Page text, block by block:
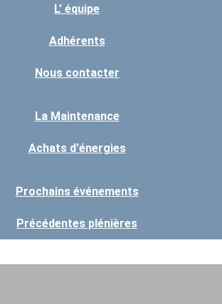
L' équipe
Adhérents
Nous contacter
La Maintenance
Achats d'énergies
Prochains événements
Précédentes plénières